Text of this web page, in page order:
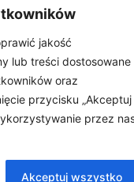
jakość
lub treści dostosowane
oraz
przycisku „Akceptuj
przez
Akceptuj wszystko